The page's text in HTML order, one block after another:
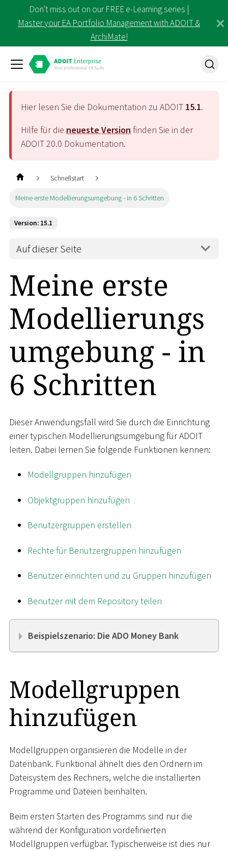
Don't miss out on our FREE e-Learning series |
Master your EA Portfolio Management with ADOIT &
ArchiMate!
Hier lesen Sie die Dokumentation zu ADOIT 15.1.
Hilfe für die neueste Version finden Sie in der
ADOIT20.0 Dokumentation.
Schnellstart
Meine erste Modellierungsumgebung - in 6 Schritten
Version: 15.1
Auf dieser Seite
Meine erste
Modellierungs
umgebung - in
6 Schritten
Dieser Anwendungsfall wird Sie durch die Einrichtung
einer typischen Modellierungsumgebung für ADOIT
leiten. Dabei lernen Sie folgende Funktionen kennen:
Modellgruppen hinzufügen
Objektgruppen hinzufügen
Benutzergruppen erstellen
Rechte für Benutzergruppen hinzufügen
Benutzer einrichten und zu Gruppen hinzufügen
Benutzer mit dem Repository teilen
Beispielszenario: Die ADO Money Bank
Modellgruppen
hinzufügen
Modellgruppen organisieren die Modelle in der
Datenbank. Funktional ähnelt dies den Ordnern im
Dateisystem des Rechners, welche die installierten
Programme und Dateien beinhalten.
Beim ersten Starten des Programms sind nur die
während der Konfiguration vordefinierten
Modellgruppen verfügbar. Typischerweise ist dies nur